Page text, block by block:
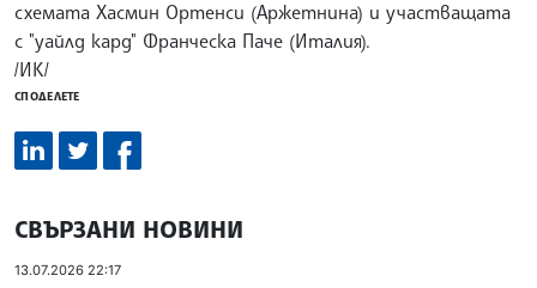
схемата Хасмин Ортенси (Аржетнина) и участващата
с "уайлд кард" Франческа Паче (Италия).
/ИК/
СПОДЕЛЕТЕ
СВЪРЗАНИ НОВИНИ
13.07.2026 22:17